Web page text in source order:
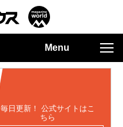
Menu
毎日更新！ 公式サイトはこ
ちら